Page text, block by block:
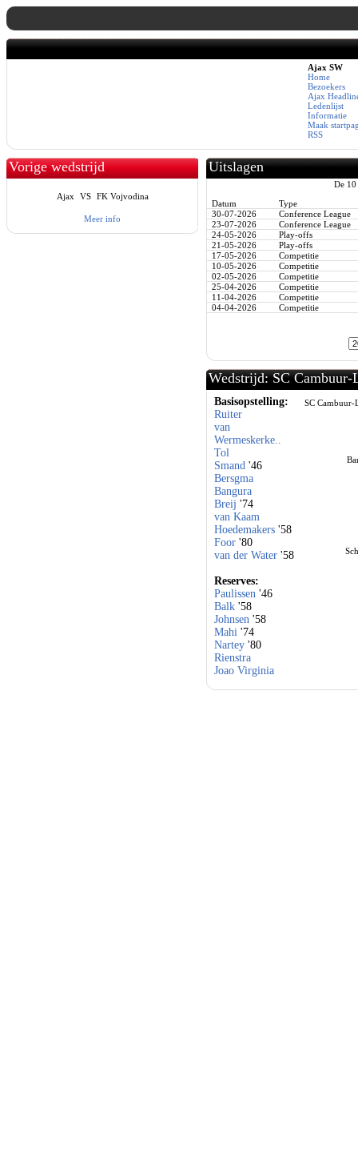
Ajax SW
Home
Bezoekers
Ajax
Ledenlijst
Informatie
Maak
RSS
Vorige wedstrijd
Ajax VS FK Vojvodina
Meer info
Uitslagen
De 10
Datum
Type
30-07-2026
Conference League
23-07-2026
Conference League
24-05-2026
Play-offs
21-05-2026
Play-offs
17-05-2026
Competitie
10-05-2026
Competitie
02-05-2026
Competitie
25-04-2026
Competitie
11-04-2026
Competitie
04-04-2026
Competitie
Wedstrijd: SC
Basisopstelling:
Ruiter
van
Wermeskerke..
Tol
Smand'46
Bersgma
Bangura
Breij '74
van Kaam
Hoedemakers'58
Foor'80
van der Water'58
Reserves:
Paulissen'46
Balk'58
Johnsen'58
Mahi'74
Nartey'80
Rienstra
Joao Virginia
SC Cambuur-